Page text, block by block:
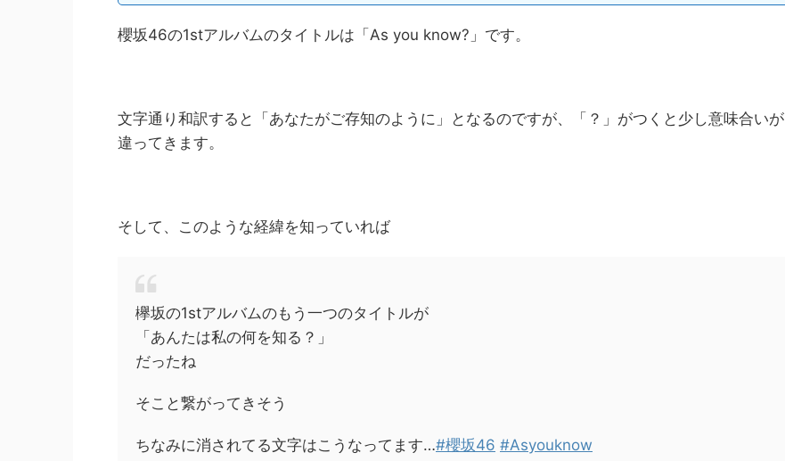
櫻坂46の1stアルバムのタイトルは「As you know?」です。
文字通り和訳すると「あなたがご存知のように」となるのですが、「？」がつくと少し意味合いが
違ってきます。
そして、このような経緯を知っていれば
欅坂の1stアルバムのもう一つのタイトルが
「あんたは私の何を知る？」
だったね
そこと繋がってきそう
ちなみに消されてる文字はこうなってます…#櫻坂46 #Asyouknow